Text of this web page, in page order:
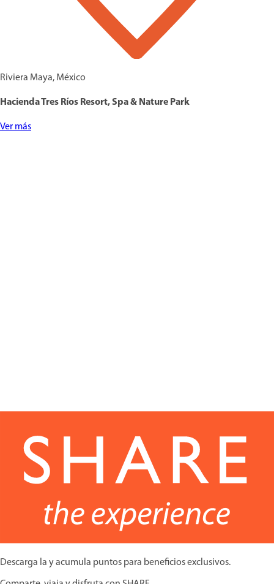
Riviera Maya, México
Hacienda Tres Ríos Resort, Spa & Nature Park
Ver más
Descarga la y acumula puntos para beneficios exclusivos.